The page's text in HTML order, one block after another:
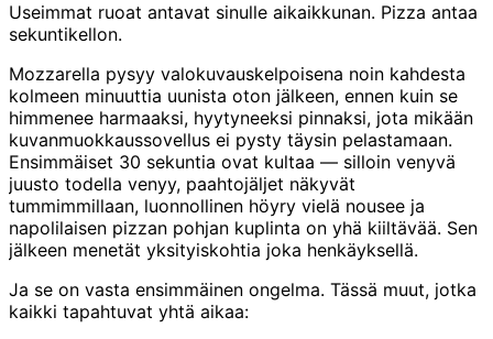
Useimmat ruoat antavat sinulle aikaikkunan. Pizza antaa
sekuntikellon.
Mozzarella pysyy valokuvauskelpoisena noin kahdesta
kolmeen minuuttia uunista oton jälkeen, ennen kuin se
himmenee harmaaksi, hyytyneeksi pinnaksi, jota mikään
kuvanmuokkaussovellus ei pysty täysin pelastamaan.
Ensimmäiset 30 sekuntia ovat kultaa — silloin venyvä
juusto todella venyy, paahtojäljet näkyvät
tummimmillaan, luonnollinen höyry vielä nousee ja
napolilaisen pizzan pohjan kuplinta on yhä kiiltävää. Sen
jälkeen menetät yksityiskohtia joka henkäyksellä.
Ja se on vasta ensimmäinen ongelma. Tässä muut, jotka
kaikki tapahtuvat yhtä aikaa: